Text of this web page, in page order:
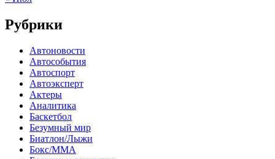
Рубрики
Автоновости
Автособытия
Автоспорт
Автоэксперт
Актеры
Аналитика
Баскетбол
Безумный мир
Биатлон/Лыжи
Бокс/MMA